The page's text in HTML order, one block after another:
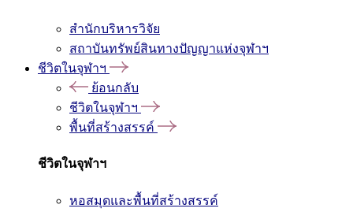
สำนักบริหารวิจัย
สถาบันทรัพย์สินทางปัญญาแห่งจุฬาฯ
ชีวิตในจุฬาฯ
ย้อนกลับ
ชีวิตในจุฬาฯ
พื้นที่สร้างสรรค์
ชีวิตในจุฬาฯ
หอสมุดและพื้นที่สร้างสรรค์